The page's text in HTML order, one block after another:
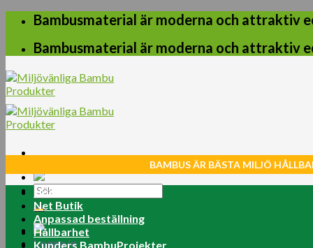
Skip
content
Bambusmaterial är moderna och attraktiv
Bambusmaterial är moderna och attraktiv
Sök
efter:
Logga in
BAMBUS ÄR BÄSTA MILJÖ
Home
Net Butik
Anpassad beställning
Hållbarhet
Kunders BambuProjekter